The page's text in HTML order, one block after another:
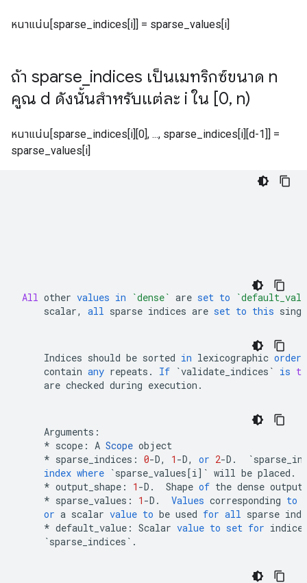
หนาแน่น[sparse_indices[i]] = sparse_values[i]
ถ้า sparse indices เป็นเมทริกซ์ขนาด n
คูณ d ดังนั้นสำหรับแต่ละ i ใน [0, n)
หนาแน่น[sparse_indices[i][0], ..., sparse_indices[i][d-1]] =
sparse_values[i]
All other values in `dense` are set to
scalar, all sparse indices are set to this
Indices should be sorted in lexicographic order
contain any repeats . If `validate_indices` is
are checked during execution .
Arguments :
* scope : A Scope object
* sparse_indices : 0-D, 1 -D, or 2-D .
index where `sparse_values[i]` will be placed .
* output_shape : 1 -D . Shape of the dense output
* sparse_values : 1 -D . Values corresponding to
or a scalar value to be used for all sparse
* default_value : Scalar value to set for
`sparse_indices` .